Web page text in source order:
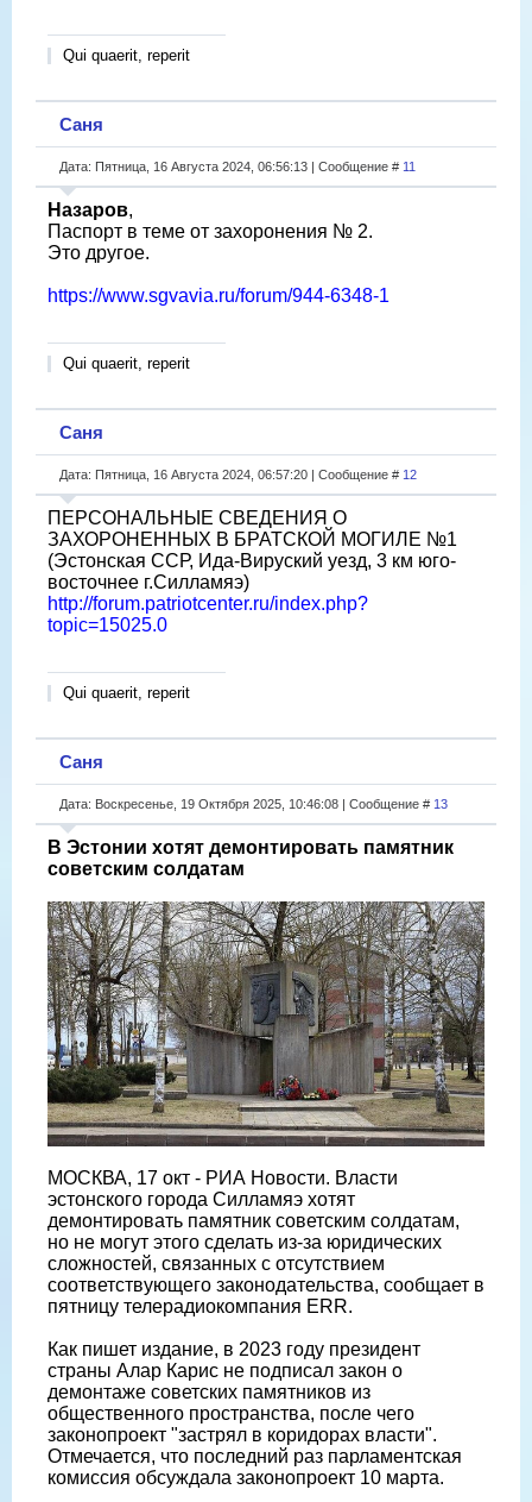
Qui quaerit, reperit
Саня
Дата: Пятница, 16 Августа 2024, 06:56:13 | Сообщение # 11
Назаров,
Паспорт в теме от захоронения № 2.
Это другое.
https://www.sgvavia.ru/forum/944-6348-1
Qui quaerit, reperit
Саня
Дата: Пятница, 16 Августа 2024, 06:57:20 | Сообщение # 12
ПЕРСОНАЛЬНЫЕ СВЕДЕНИЯ О
ЗАХОРОНЕННЫХ В БРАТСКОЙ МОГИЛЕ №1
(Эстонская ССР, Ида-Вируский уезд, 3 км юго-
восточнее г.Силламяэ)
http://forum.patriotcenter.ru/index.php?
topic=15025.0
Qui quaerit, reperit
Саня
Дата: Воскресенье, 19 Октября 2025, 10:46:08 | Сообщение # 13
В Эстонии хотят демонтировать памятник
советским солдатам
МОСКВА, 17 окт - РИА Новости. Власти
эстонского города Силламяэ хотят
демонтировать памятник советским солдатам,
но не могут этого сделать из-за юридических
сложностей, связанных с отсутствием
соответствующего законодательства, сообщает в
пятницу телерадиокомпания ERR.
Как пишет издание, в 2023 году президент
страны Алар Карис не подписал закон о
демонтаже советских памятников из
общественного пространства, после чего
законопроект "застрял в коридорах власти".
Отмечается, что последний раз парламентская
комиссия обсуждала законопроект 10 марта.